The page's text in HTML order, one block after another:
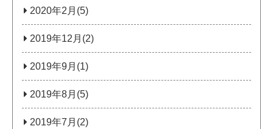
2020年2月(5)
2019年12月(2)
2019年9月(1)
2019年8月(5)
2019年7月(2)